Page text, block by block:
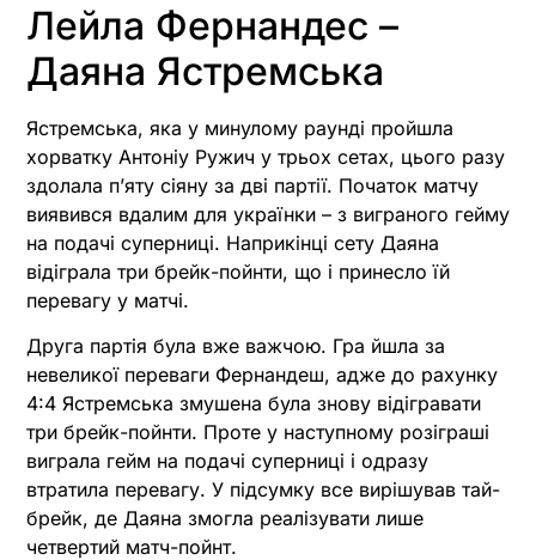
Лейла Фернандес –
Даяна Ястремська
Ястремська, яка у минулому раунді пройшла
хорватку Антоніу Ружич у трьох сетах, цього разу
здолала п’яту сіяну за дві партії. Початок матчу
виявився вдалим для українки – з виграного гейму
на подачі суперниці. Наприкінці сету Даяна
відіграла три брейк-пойнти, що і принесло їй
перевагу у матчі.
Друга партія була вже важчою. Гра йшла за
невеликої переваги Фернандеш, адже до рахунку
4:4 Ястремська змушена була знову відігравати
три брейк-пойнти. Проте у наступному розіграші
виграла гейм на подачі суперниці і одразу
втратила перевагу. У підсумку все вирішував тай-
брейк, де Даяна змогла реалізувати лише
четвертий матч-пойнт.